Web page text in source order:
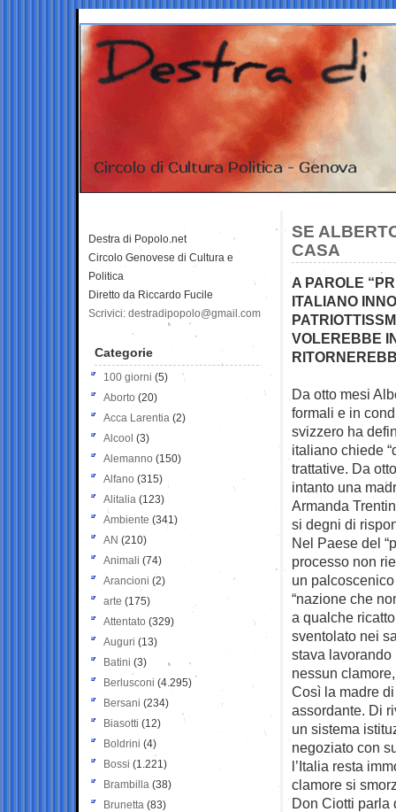
SE
CASA
A PAROLE
ITALIANO
VOLEREBBE
Da otto mesi
formali e in
svizzero ha
italiano chiede
trattative. Da
intanto una
Armanda
si degni di
Nel Paese del
processo non
un
“nazione che
a qualche
sventolato nei
stava lavorando
nessun
Così la madre
assordante. Di
un sistema
negoziato con
l’Italia resta
clamore si
Don Ciotti parla
Destra di Popolo.net
Circolo Genovese di Cultura e
Politica
Diretto da Riccardo Fucile
Scrivici: destradipopolo@gmail.com
Categorie
100 giorni (5)
Aborto (20)
Acca Larentia (2)
Alcool (3)
Alemanno (150)
Alfano (315)
Alitalia (123)
Ambiente (341)
AN (210)
Animali (74)
Arancioni (2)
arte (175)
Attentato (329)
Auguri (13)
Batini (3)
Berlusconi (4.295)
Bersani (234)
Biasotti (12)
Boldrini (4)
Bossi (1.221)
Brambilla (38)
Brunetta (83)